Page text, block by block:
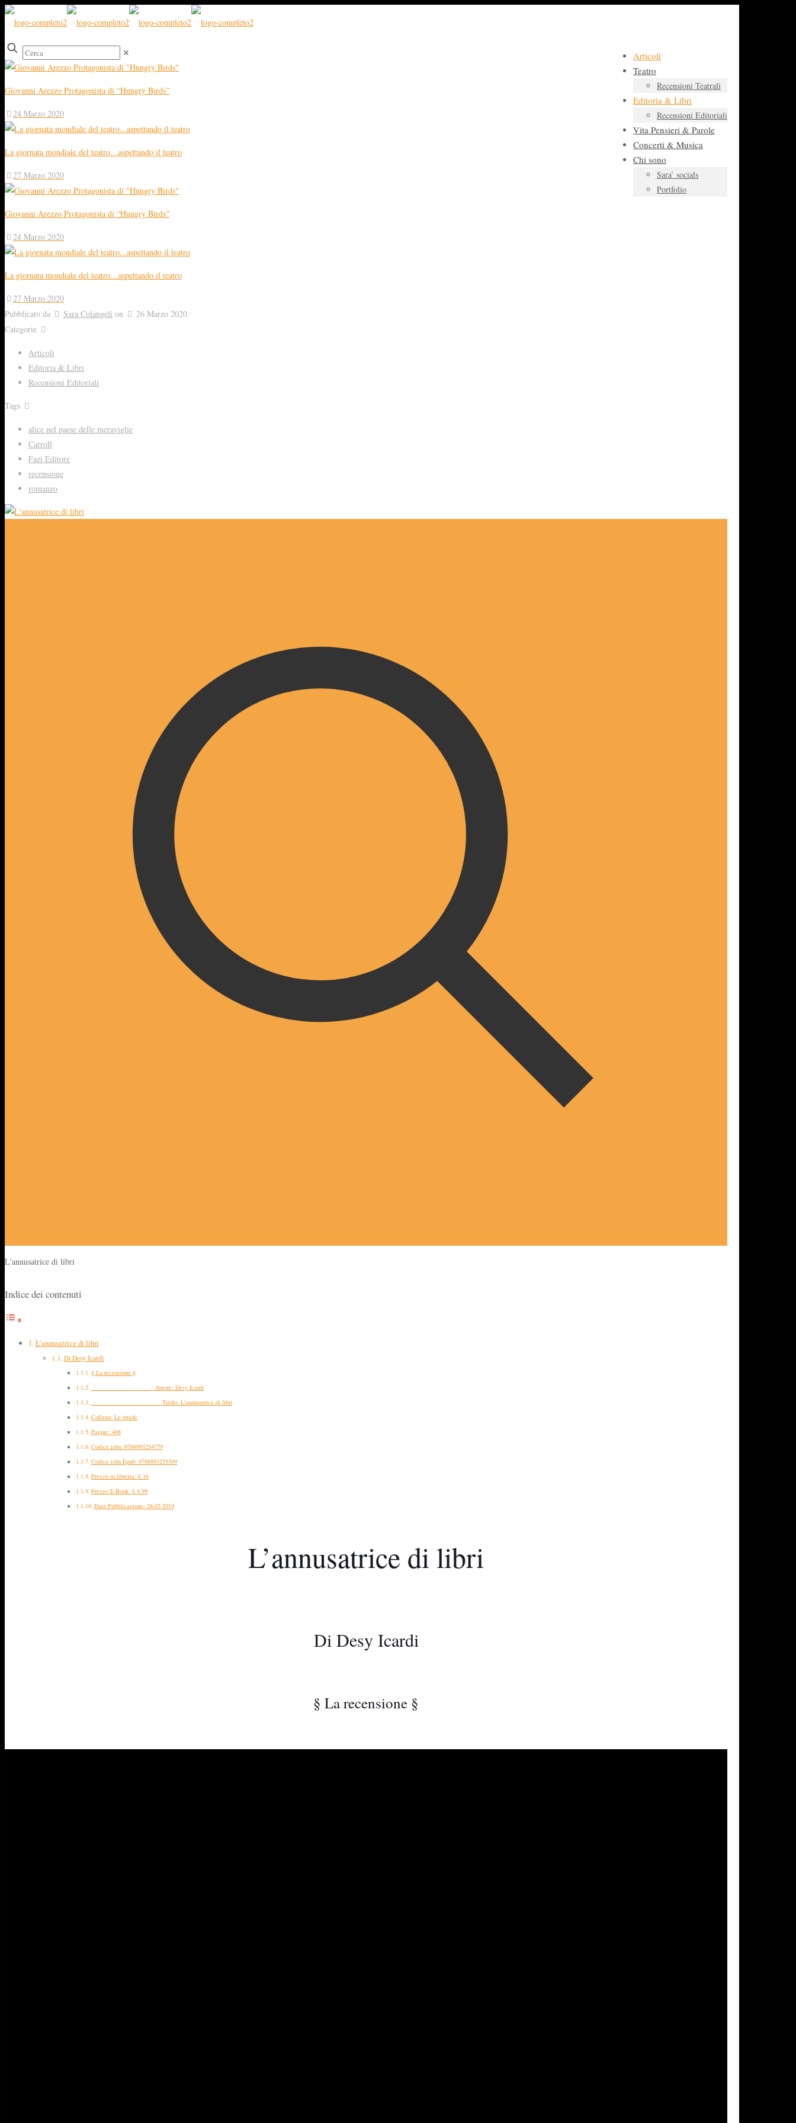
Articoli
Teatro
Recensioni Teatrali
Editoria & Libri
Recensioni Editoriali
Vita Pensieri & Parole
Concerti & Musica
Chi sono
Sara’ socials
Portfolio
✕
Giovanni Arezzo Protagonista di “Hungry Birds”
24 Marzo 2020
La giornata mondiale del teatro…aspettando il teatro
27 Marzo 2020
Giovanni Arezzo Protagonista di “Hungry Birds”
24 Marzo 2020
La giornata mondiale del teatro…aspettando il teatro
27 Marzo 2020
Pubblicato da
Sara Colangeli on
26 Marzo 2020
Categorie
Articoli
Editoria & Libri
Recensioni Editoriali
Tags
alice nel paese delle meraviglie
Carroll
Fazi Editore
recensione
romanzo
L'annusatrice di libri
Indice dei contenuti
L’annusatrice di libri
Di Desy Icardi
§ La recensione §
Autore: Desy Icardi
Titolo: L’annusatrice di libri
Collana: Le strade
Pagine: 408
Codice isbn: 9788893254779
Codice isbn Epub: 9788893255509
Prezzo in libreria: € 16
Prezzo E-Book: € 4.99
Data Pubblicazione: 28-02-2019
L’annusatrice di libri
Di Desy Icardi
§ La recensione §